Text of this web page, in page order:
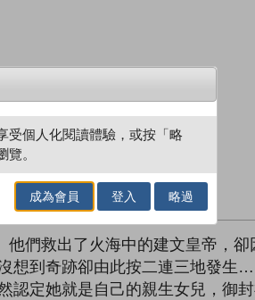
體書
們救出了火海中的建文皇帝，
想到奇跡卻由此按二連三地發
定她就是自己的親生女兒，御
受個人化閱讀體驗，或按「略
覽。
成為會員 登入 略過